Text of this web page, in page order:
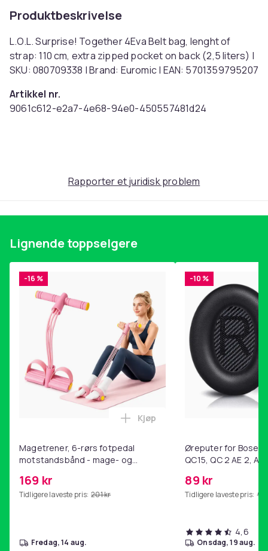
Produktbeskrivelse
L.O.L. Surprise! Together 4Eva Belt bag, lenght of
strap: 110 cm, extra zipped pocket on back (2,5 liters) |
SKU: 080709338 | Brand: Euromic | EAN: 5701359795207
Artikkel nr.
9061c612-e2a7-4e68-94e0-450557481d24
Rapporter et juridisk problem
Lignende toppselgere
-16 %
Magetrener, 6-rørs fotpedal
motstandsbånd - mage- og
hjemmegymnastikk Pink
169 kr
Tidligere laveste pris: 201 kr
Legg Magetrener, 6-rørs
Kjøp
fredag, 14 aug.
-10 %
Øreputer for Bose
QC15, QC 2 AE 2, AE
89 kr
Tidligere laveste pris: 99
4,6
onsdag, 19 aug.